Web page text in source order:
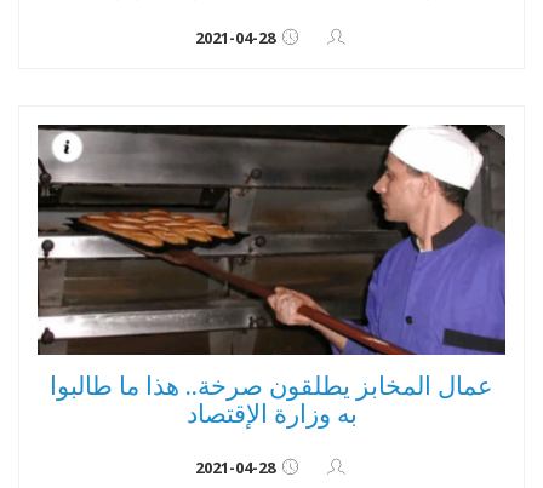
2021-04-28
عمال المخابز يطلقون صرخة.. هذا ما طالبوا
به وزارة الإقتصاد
2021-04-28